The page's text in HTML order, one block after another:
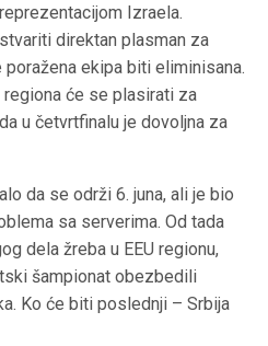
Izraela.
direktan plasman za
ekipa biti eliminisana.
će se plasirati za
u četvrtfinalu je dovoljna za
da se održi 6. juna, ali je bio
sa serverima. Od tada
dela žreba u EEU regionu,
šampionat obezbedili
Ko će biti poslednji – Srbija